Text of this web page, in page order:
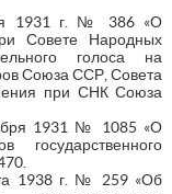
1931 г. № 386 «О
Совете Народных
голоса на
Союза ССР, Совета
при СНК Союза
1931 № 1085 «О
государственного
1938 г. № 259 «Об